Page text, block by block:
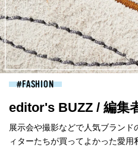
FASHION
editor's BUZZ / 編集
展示会や撮影などで人気ブラン
ィターたちが買ってよかった愛